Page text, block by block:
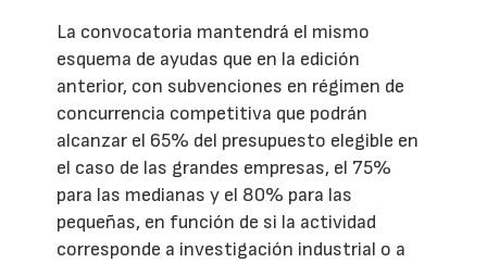
La convocatoria mantendrá el mismo
esquema de ayudas que en la edición
anterior, con subvenciones en régimen de
concurrencia competitiva que podrán
alcanzar el 65% del presupuesto elegible en
el caso de las grandes empresas, el 75%
para las medianas y el 80% para las
pequeñas, en función de si la actividad
corresponde a investigación industrial o a